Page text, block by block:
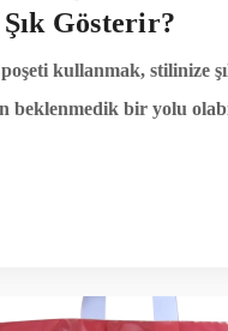
Gösterir?
kullanmak, stilinize
beklenmedik bir yolu